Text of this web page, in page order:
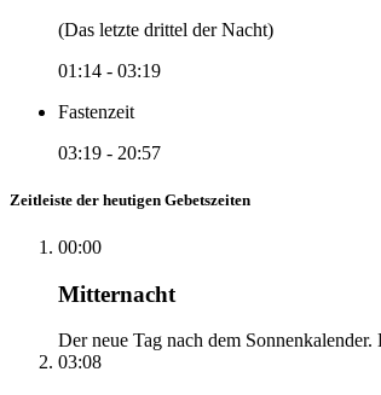
(Das letzte drittel der Nacht)
01:14 - 03:19
Fastenzeit
03:19 - 20:57
Zeitleiste der heutigen Gebetszeiten
00:00
Mitternacht
Der neue Tag nach dem
03:08